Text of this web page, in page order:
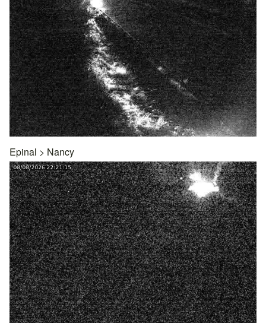
Epinal > Nancy